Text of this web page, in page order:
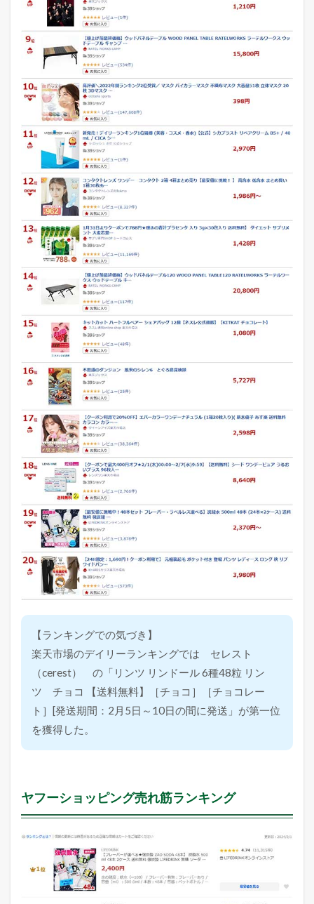
【ランキングでの気づき】
楽天市場のデイリーランキングでは セレスト
（cerest） の「リンツ リンドール 6種48粒 リン
ツ チョコ 【送料無料】［チョコ］［チョコレー
ト］[発送期間：2月5日～10日の間に発送」が第一位
を獲得した。
ヤフーショッピング売れ筋ランキング